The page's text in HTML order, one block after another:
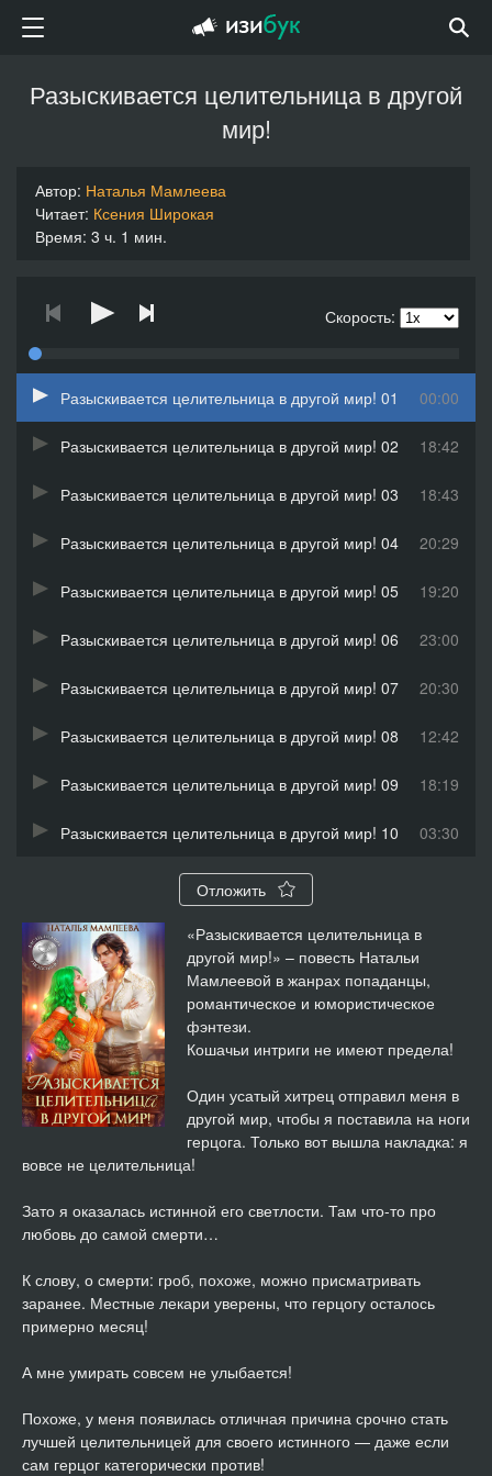
Разыскивается целительница в другой
мир!
Автор: Наталья Мамлеева
Читает: Ксения Широкая
Время: 3 ч. 1 мин.
Скорость:
00:00
Разыскивается целительница в другой мир! 01
18:42
Разыскивается целительница в другой мир! 02
18:43
Разыскивается целительница в другой мир! 03
20:29
Разыскивается целительница в другой мир! 04
19:20
Разыскивается целительница в другой мир! 05
23:00
Разыскивается целительница в другой мир! 06
20:30
Разыскивается целительница в другой мир! 07
12:42
Разыскивается целительница в другой мир! 08
18:19
Разыскивается целительница в другой мир! 09
03:30
Разыскивается целительница в другой мир! 10
Отложить
«Разыскивается целительница в
другой мир!» – повесть Натальи
Мамлеевой в жанрах попаданцы,
романтическое и юмористическое
фэнтези.
Кошачьи интриги не имеют предела!
Один усатый хитрец отправил меня в
другой мир, чтобы я поставила на ноги
герцога. Только вот вышла накладка: я
вовсе не целительница!
Зато я оказалась истинной его светлости. Там что-то про
любовь до самой смерти…
К слову, о смерти: гроб, похоже, можно присматривать
заранее. Местные лекари уверены, что герцогу осталось
примерно месяц!
А мне умирать совсем не улыбается!
Похоже, у меня появилась отличная причина срочно стать
лучшей целительницей для своего истинного — даже если
сам герцог категорически против!